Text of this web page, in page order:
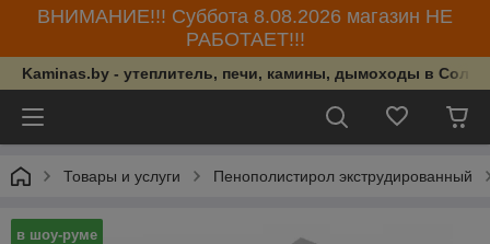
ВНИМАНИЕ!!! Суббота 8.08.2026 магазин НЕ
РАБОТАЕТ!!!
Kaminas.by - утеплитель, печи, камины, дымоходы в
Товары и услуги Пенополистирол экструдированный
в шоу-руме